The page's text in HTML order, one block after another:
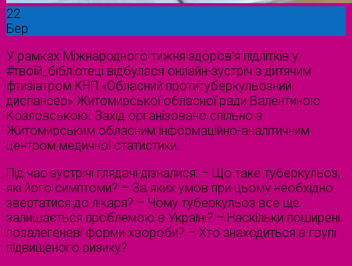
22
Бер
У рамках Міжнародного тижня здоров’я підлітків у
#твоїй_бібліотеці відбулася онлайн-зустріч з дитячим
фтизіатром КНП «Обласний протитуберкульозний
диспансер» Житомирської обласної ради Валентиною
Козловською. Захід організовано спільно з
Житомирським обласним інформаційно-аналітичним
центром медичної статистики.
Під час зустрічі глядачі дізналися: – Що таке туберкульоз,
які його симптоми? – За яких умов при цьому необхідно
звертатися до лікаря? – Чому туберкульоз все ще
залишається проблемою в Україні? – Наскільки поширені
позалегеневі форми хвороби? – Хто знаходиться в групі
підвищеного ризику?